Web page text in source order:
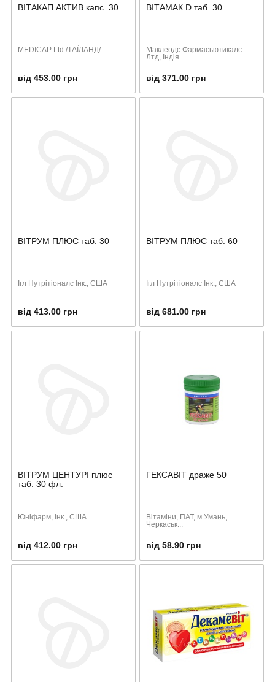
ВІТАКАП АКТИВ капс. 30
MEDІCAP Ltd /ТАЇЛАНД/
від 453.00 грн
ВІТАМАК D таб. 30
Маклеодс Фармасьютикалс
Лтд, Індія
від 371.00 грн
ВІТРУМ ПЛЮС таб. 30
Ігл Нутрітіоналс Інк., США
від 413.00 грн
ВІТРУМ ПЛЮС таб. 60
Ігл Нутрітіоналс Інк., США
від 681.00 грн
ВІТРУМ ЦЕНТУРІ плюс
таб. 30 фл.
Юніфарм, Інк., США
від 412.00 грн
ГЕКСАВІТ драже 50
Вітаміни, ПАТ, м.Умань,
Черкаськ...
від 58.90 грн